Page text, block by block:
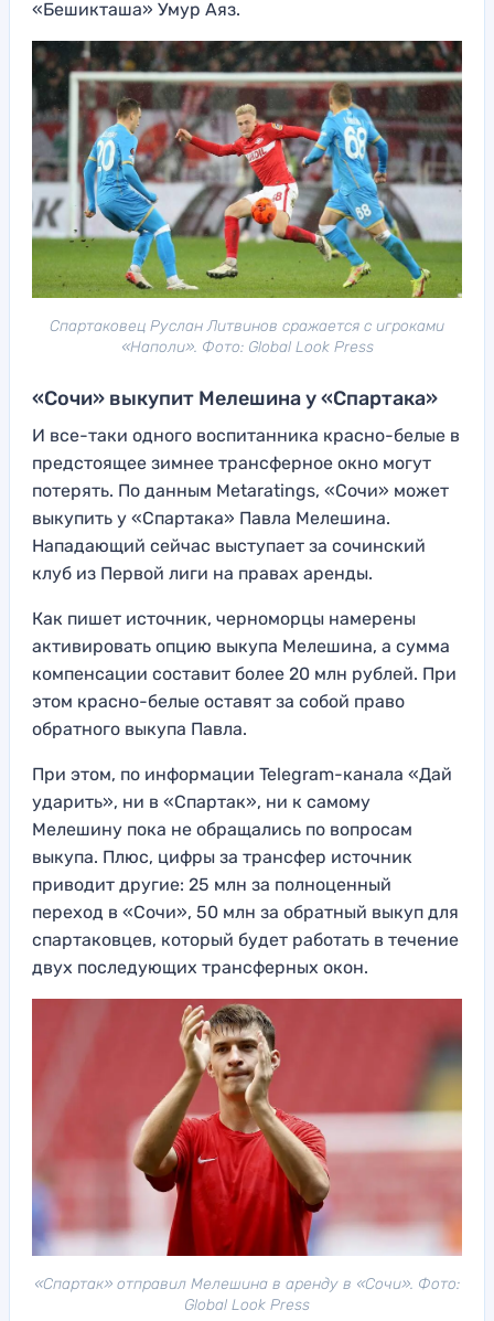
«Бешикташа» Умур Аяз.
Спартаковец Руслан Литвинов сражается с игроками
«Наполи». Фото: Global Look Press
«Сочи» выкупит Мелешина у «Спартака»
И все-таки одного воспитанника красно-белые в
предстоящее зимнее трансферное окно могут
потерять. По данным Metaratings, «Сочи» может
выкупить у «Спартака» Павла Мелешина.
Нападающий сейчас выступает за сочинский
клуб из Первой лиги на правах аренды.
Как пишет источник, черноморцы намерены
активировать опцию выкупа Мелешина, а сумма
компенсации составит более 20 млн рублей. При
этом красно-белые оставят за собой право
обратного выкупа Павла.
При этом, по информации Telegram-канала «Дай
ударить», ни в «Спартак», ни к самому
Мелешину пока не обращались по вопросам
выкупа. Плюс, цифры за трансфер источник
приводит другие: 25 млн за полноценный
переход в «Сочи», 50 млн за обратный выкуп для
спартаковцев, который будет работать в течение
двух последующих трансферных окон.
«Спартак» отправил Мелешина в аренду в «Сочи». Фото:
Global Look Press